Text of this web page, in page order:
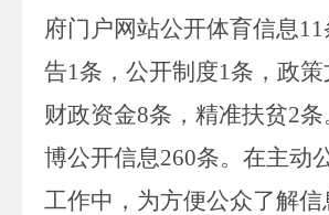
府门户网站公开体育信息
告1条，公开制度1条，政策
财政资金8条，精准扶贫2
博公开信息260条。在主动
工作中，为方便公众了解信